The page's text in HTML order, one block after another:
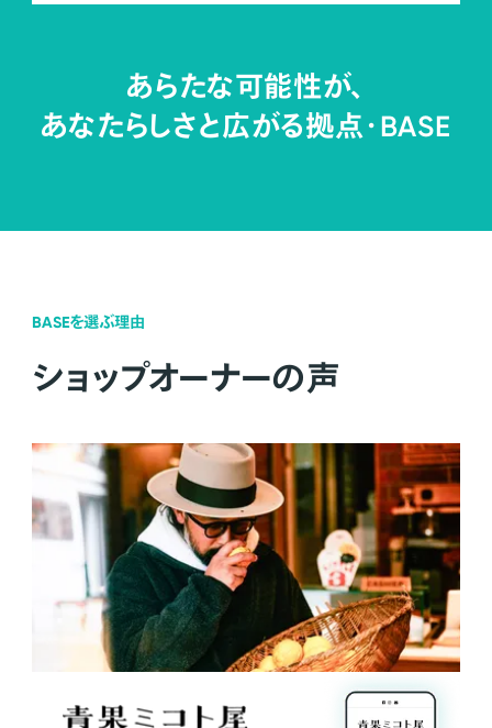
あらたな可能性が、
あなたらしさと広がる拠点・BASE
BASEを選ぶ理由
ショップオーナーの声